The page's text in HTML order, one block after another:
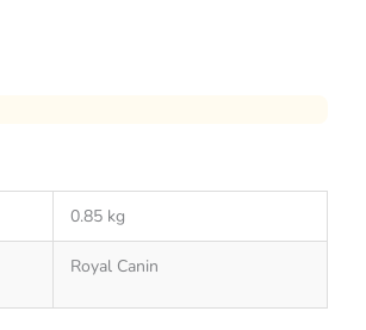
0.85 kg
Royal Canin